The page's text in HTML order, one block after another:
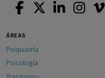
ÁREAS
Psiquiatría
Psicología